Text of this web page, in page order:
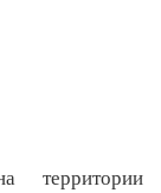
территории